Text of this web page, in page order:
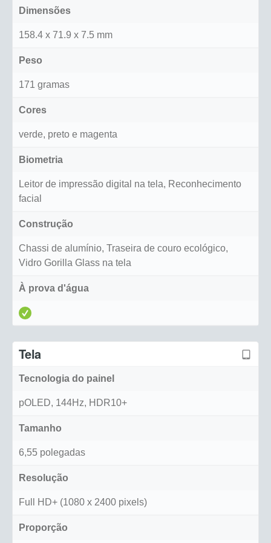
Dimensões
158.4 x 71.9 x 7.5 mm
Peso
171 gramas
Cores
verde, preto e magenta
Biometria
Leitor de impressão digital na tela, Reconhecimento
facial
Construção
Chassi de alumínio, Traseira de couro ecológico,
Vidro Gorilla Glass na tela
À prova d'água
Tela
Tecnologia do painel
pOLED, 144Hz, HDR10+
Tamanho
6,55 polegadas
Resolução
Full HD+ (1080 x 2400 pixels)
Proporção